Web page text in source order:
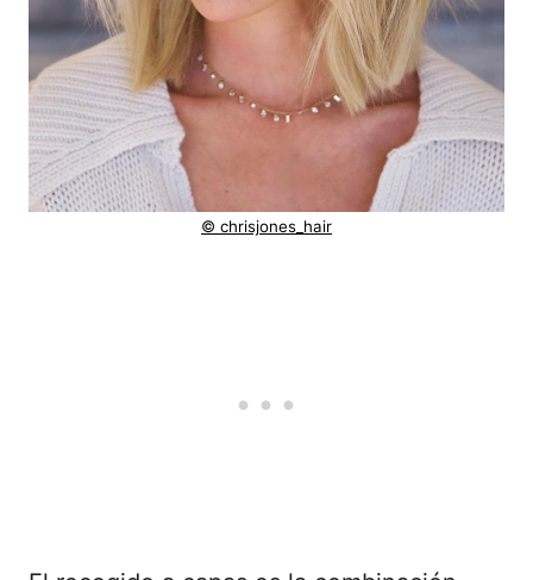
© chrisjones_hair